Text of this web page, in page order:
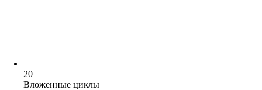
20
Вложенные циклы